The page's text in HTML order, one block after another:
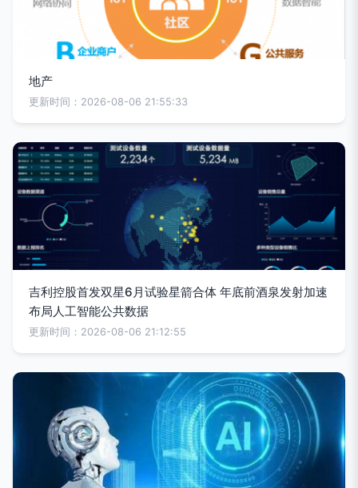
地产
更新时间：2026-08-06 21:55:33
吉利控股首发双星6月试验星箭合体 年底前酒泉发射加速
布局人工智能公共数据
更新时间：2026-08-06 21:12:55